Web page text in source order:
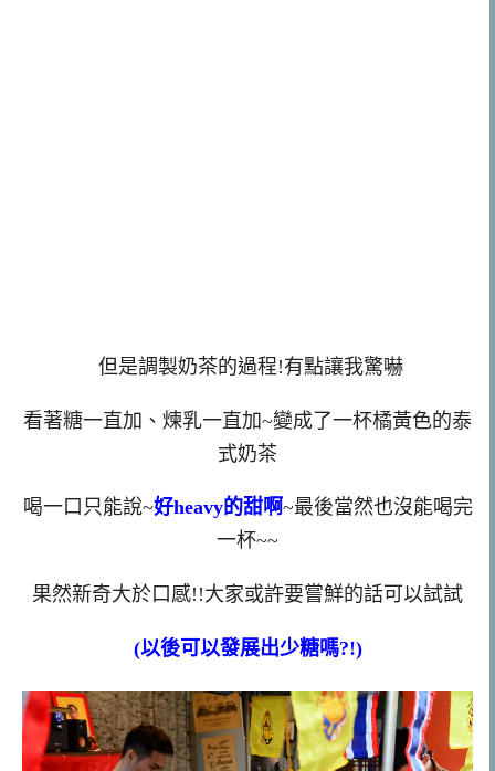
但是調製奶茶的過程!有點讓我驚嚇
看著糖一直加、煉乳一直加~變成了一杯橘黃色的泰
式奶茶
喝一口只能說~好heavy的甜啊~最後當然也沒能喝完
一杯~~
果然新奇大於口感!!大家或許要嘗鮮的話可以試試
(以後可以發展出少糖嗎?!)